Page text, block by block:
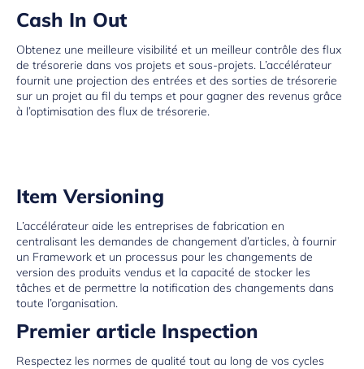
Cash In Out
Obtenez une meilleure visibilité et un meilleur contrôle des flux
de trésorerie dans vos projets et sous-projets. L’accélérateur
fournit une projection des entrées et des sorties de trésorerie
sur un projet au fil du temps et pour gagner des revenus grâce
à l’optimisation des flux de trésorerie.
Item Versioning
L’accélérateur aide les entreprises de fabrication en
centralisant les demandes de changement d’articles, à fournir
un Framework et un processus pour les changements de
version des produits vendus et la capacité de stocker les
tâches et de permettre la notification des changements dans
toute l’organisation.
Premier article Inspection
Respectez les normes de qualité tout au long de vos cycles